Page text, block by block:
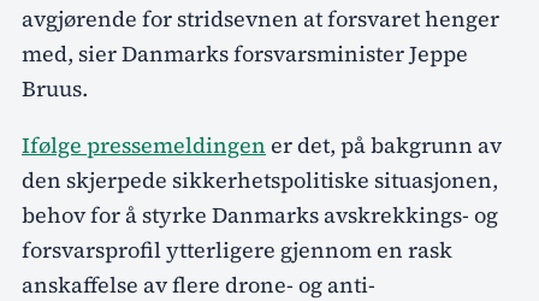
avgjørende for stridsevnen at forsvaret henger
med, sier Danmarks forsvarsminister Jeppe
Bruus.
Ifølge pressemeldingen er det, på bakgrunn av
den skjerpede sikkerhetspolitiske situasjonen,
behov for å styrke Danmarks avskrekkings- og
forsvarsprofil ytterligere gjennom en rask
anskaffelse av flere drone- og anti-